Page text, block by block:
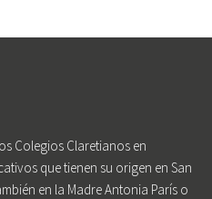
Colegios Claretianos en
que tienen su origen en San
en la Madre Antonia París o